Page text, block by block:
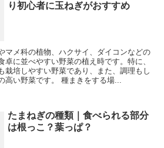
り初心者に玉ねぎがおすすめ
マメ科の植物、ハクサイ、ダイコンなどの
卓に並べやすい野菜の植え時です。特に、
栽培しやすい野菜であり、また、調理もし
高い野菜です。 種まきをする場...
たまねぎの種類｜食べられる部分
は根っこ？葉っぱ？